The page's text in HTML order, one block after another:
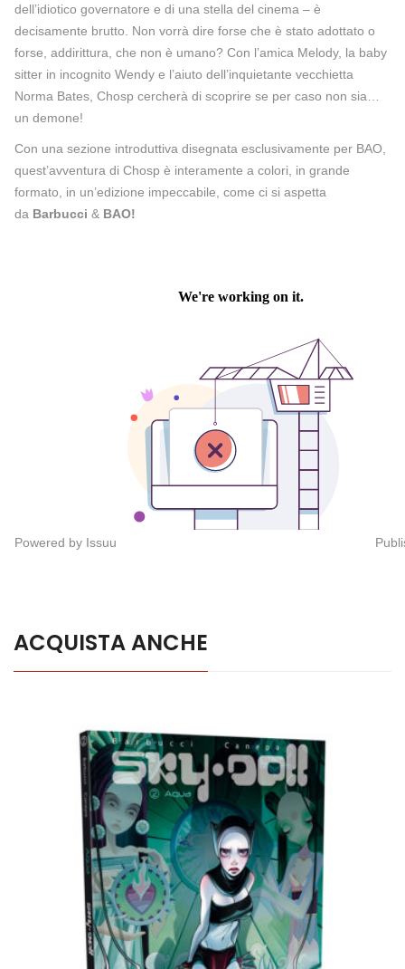
dell’idiotico governatore e di una stella del cinema – è
decisamente brutto. Non vorrà dire forse che è stato adottato o
forse, addirittura, che non è umano? Con l’amica Melody, la baby
sitter in incognito Wendy e l’aiuto dell’inquietante vecchietta
Norma Bates, Chosp cercherà di scoprire se per caso non sia…
un demone!
Con una sezione introduttiva disegnata esclusivamente per BAO,
quest’avventura di Chosp è interamente a colori, in grande
formato, in un’edizione impeccabile, come ci si aspetta
da Barbucci & BAO!
Powered by Issuu
ACQUISTA ANCHE